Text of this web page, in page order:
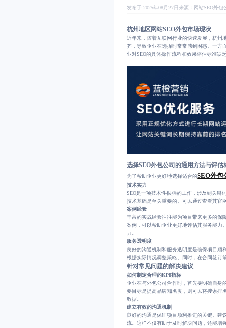
发布于 2025年08月27日来源： 网站SEO外包
杭州地区网站SEO外包市场现状
近年来，随着互联网行业的快速发展，杭州
齐，导致企业在选择时常常感到困惑。一方
业对SEO的具体操作流程和效果评估标准缺
选择SEO外包公司的通用方法与评估
为了帮助企业更好地选择适合的SEO外包
技术实力
SEO是一项技术性很强的工作，涉及到关键
技术基础是至关重要的。可以通过查看其官
案例经验
丰富的实战经验往往能为项目带来更多的保
案例，可以帮助企业更好地评估其服务能力
力。
服务透明度
良好的沟通机制和服务透明度是确保项目顺
根据实际情况调整策略。同时，在合同签订
针对常见问题的解决建议
如何制定合理的KPI指标
企业在与外包公司合作时，首先要明确自身
要目标是提高品牌知名度，则可以将搜索排
数据。
建立有效的沟通机制
良好的沟通是保证项目顺利推进的关键。建
流。这样不仅有助于及时解决问题，还能增